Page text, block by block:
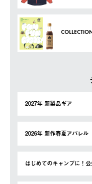
2027年 新製品ギア
2026年 新作春夏アパレル
はじめてのキャンプに！